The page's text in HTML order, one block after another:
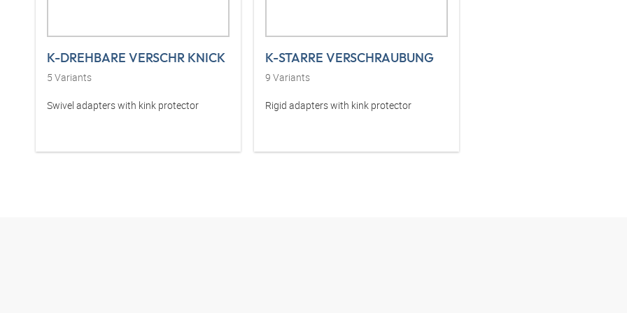
K-DREHBARE VERSCHR KNICK
5 Variants
Swivel adapters with kink protector
K-STARRE VERSCHRAUBUNG
9 Variants
Rigid adapters with kink protector